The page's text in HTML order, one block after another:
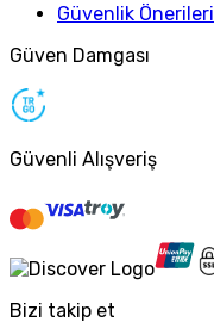
Güvenlik Önerileri
Güven Damgası
Güvenli Alışveriş
Bizi takip et